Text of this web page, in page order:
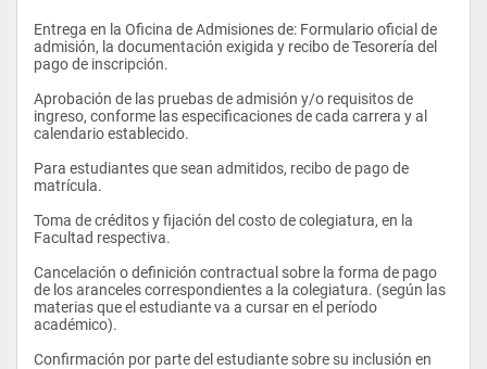
Funciones asesoras: Miembro del equipo de Planificación.
Adicionalmente el Ingeniero en Negocios Internacionales
asesoría a empresas privadas y públicas cuyo campo de
actividad sean los mercados internacionales o puede trabajar
como docente, compartiendo con la juventud, todos los
Escuelas de Administración: Ingeniería Comercial, Ingeniería
alumnos de dichas escuelas, tienen que cumplir 400 horas de
Análisis de Decisiones I
Contabilidad de Costos
Introducción a los Negocios Internacionales
Macroeconomía
SEXTO SEMESTRE
MATERIA
Finanzas de Corto Plazo
Marketing Estratégico
Entrega en la Oficina de Admisiones de: Formulario oficial de
admisión, la documentación exigida y recibo de Tesorería del
pago de inscripción.
Aprobación de las pruebas de admisión y/o requisitos de
ingreso, conforme las especificaciones de cada carrera y al
calendario establecido.
Para estudiantes que sean admitidos, recibo de pago de
matrícula.
Toma de créditos y fijación del costo de colegiatura, en la
Facultad respectiva.
Cancelación o definición contractual sobre la forma de pago
de los aranceles correspondientes a la colegiatura. (según las
materias que el estudiante va a cursar en el período
académico).
Confirmación por parte del estudiante sobre su inclusión en